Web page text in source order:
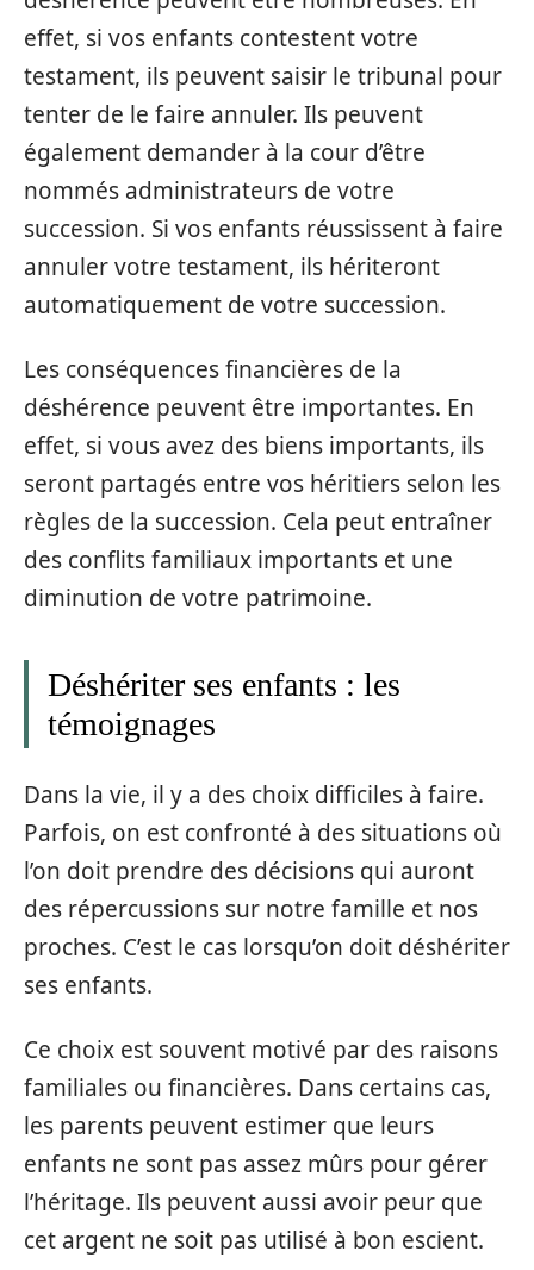
effet, si vos enfants contestent votre
testament, ils peuvent saisir le tribunal pour
tenter de le faire annuler. Ils peuvent
également demander à la cour d’être
nommés administrateurs de votre
succession. Si vos enfants réussissent à faire
annuler votre testament, ils hériteront
automatiquement de votre succession.
Les conséquences financières de la
déshérence peuvent être importantes. En
effet, si vous avez des biens importants, ils
seront partagés entre vos héritiers selon les
règles de la succession. Cela peut entraîner
des conflits familiaux importants et une
diminution de votre patrimoine.
Déshériter ses enfants : les
témoignages
Dans la vie, il y a des choix difficiles à faire.
Parfois, on est confronté à des situations où
l’on doit prendre des décisions qui auront
des répercussions sur notre famille et nos
proches. C’est le cas lorsqu’on doit déshériter
ses enfants.
Ce choix est souvent motivé par des raisons
familiales ou financières. Dans certains cas,
les parents peuvent estimer que leurs
enfants ne sont pas assez mûrs pour gérer
l’héritage. Ils peuvent aussi avoir peur que
cet argent ne soit pas utilisé à bon escient.